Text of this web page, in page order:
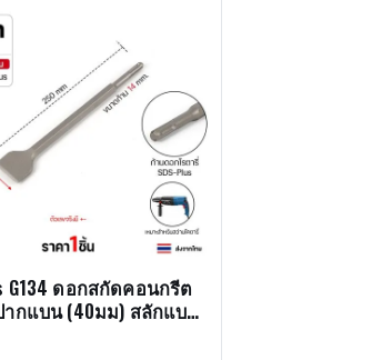
G134 ดอกสกัดคอนกรีต
ากแบน (40มม) สลักแบบ